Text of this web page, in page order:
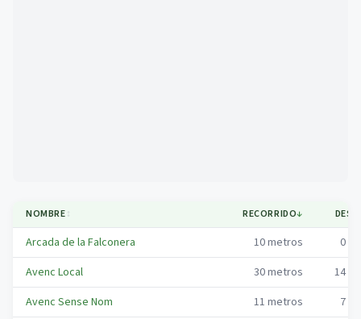
NOMBRE↕ RECORRIDO↓
Arcada de la Falconera 10metros 0
Avenc Local
30metros 14
Avenc Sense Nom
11 metros 7